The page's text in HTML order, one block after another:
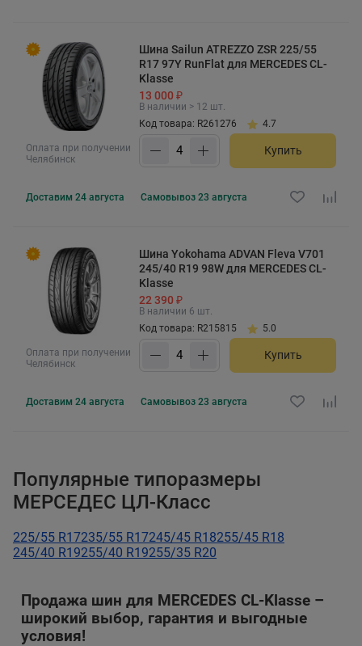
Оплата при получении
Челябинск
Шина Sailun ATREZZO ZSR 225/55
R17 97Y RunFlat для MERCEDES CL-
Klasse
13 000 ₽
В наличии > 12 шт.
Код товара: R261276
4.7
Купить
Доставим 24 августа Самовывоз 23 августа
Оплата при получении
Челябинск
Шина Yokohama ADVAN Fleva V701
245/40 R19 98W для MERCEDES CL-
Klasse
22 390 ₽
В наличии 6 шт.
Код товара: R215815
5.0
Купить
Доставим 24 августа Самовывоз 23 августа
Популярные типоразмеры
МЕРСЕДЕС ЦЛ-Класс
225/55 R17235/55 R17245/45 R18255/45 R18
245/40 R19255/40 R19255/35 R20
Продажа шин для MERCEDES CL-Klasse –
широкий выбор, гарантия и выгодные
условия!